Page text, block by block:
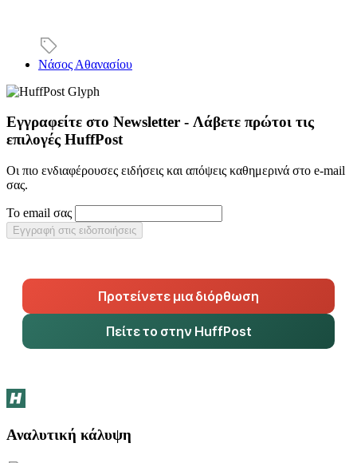
Νάσος Αθανασίου
Εγγραφείτε στο Newsletter - Λάβετε πρώτοι τις
επιλογές HuffPost
Οι πιο ενδιαφέρουσες ειδήσεις και απόψεις καθημερινά στο e-mail
σας.
Το email σας
Εγγραφή στις ειδοποιήσεις
Προτείνετε μια διόρθωση
Πείτε το στην HuffPost
Αναλυτική κάλυψη